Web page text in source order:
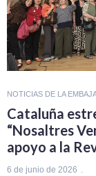
NOTICIAS DE LA
Cataluña
“Nosaltres
apoyo a la
6 de junio de 2026